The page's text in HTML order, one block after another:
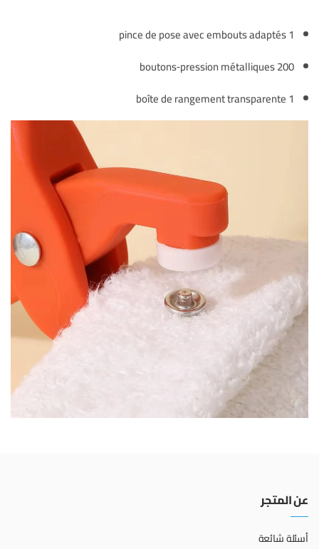
1 pince de pose avec embouts adaptés
200 boutons‑pression métalliques
1 boîte de rangement transparente
عن المتجر
أسئلة شائعة